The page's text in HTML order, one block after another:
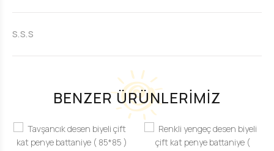
S.S.S
BENZER ÜRÜNLERİMİZ